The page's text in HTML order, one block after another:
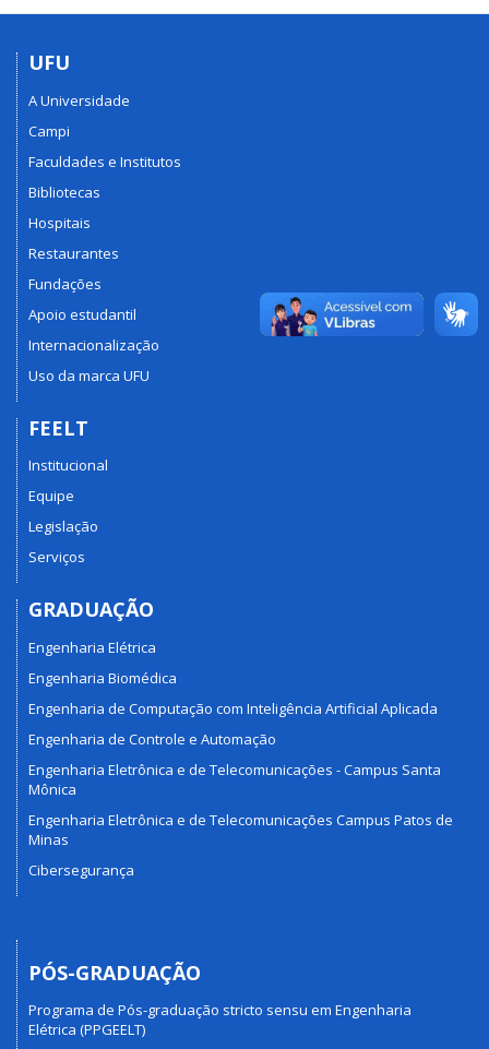
UFU
A Universidade
Campi
Faculdades e Institutos
Bibliotecas
Hospitais
Restaurantes
Fundações
Apoio estudantil
Internacionalização
Uso da marca UFU
FEELT
Institucional
Equipe
Legislação
Serviços
GRADUAÇÃO
Engenharia Elétrica
Engenharia Biomédica
Engenharia de Computação com Inteligência Artificial Aplicada
Engenharia de Controle e Automação
Engenharia Eletrônica e de Telecomunicações - Campus Santa
Mônica
Engenharia Eletrônica e de Telecomunicações Campus Patos de
Minas
Cibersegurança
PÓS-GRADUAÇÃO
Programa de Pós-graduação stricto sensu em Engenharia
Elétrica (PPGEELT)